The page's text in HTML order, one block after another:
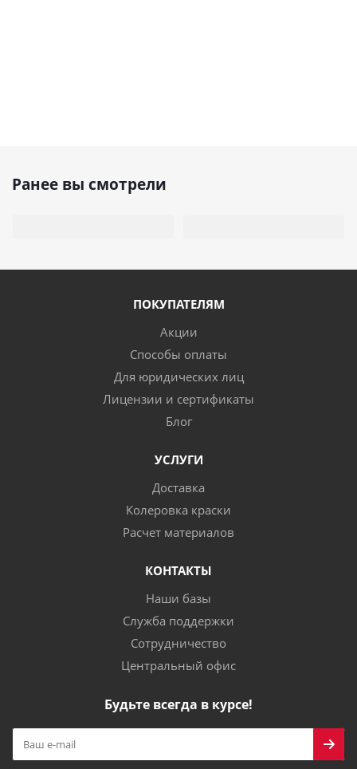
Ранее вы смотрели
ПОКУПАТЕЛЯМ
Акции
Способы оплаты
Для юридических лиц
Лицензии и сертификаты
Блог
УСЛУГИ
Доставка
Колеровка краски
Расчет материалов
КОНТАКТЫ
Наши базы
Служба поддержки
Сотрудничество
Центральный офис
Будьте всегда в курсе!